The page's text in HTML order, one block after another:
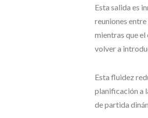
Esta salida es
reuniones
mientras que
volver a
Esta fluidez
planificación a
de partida